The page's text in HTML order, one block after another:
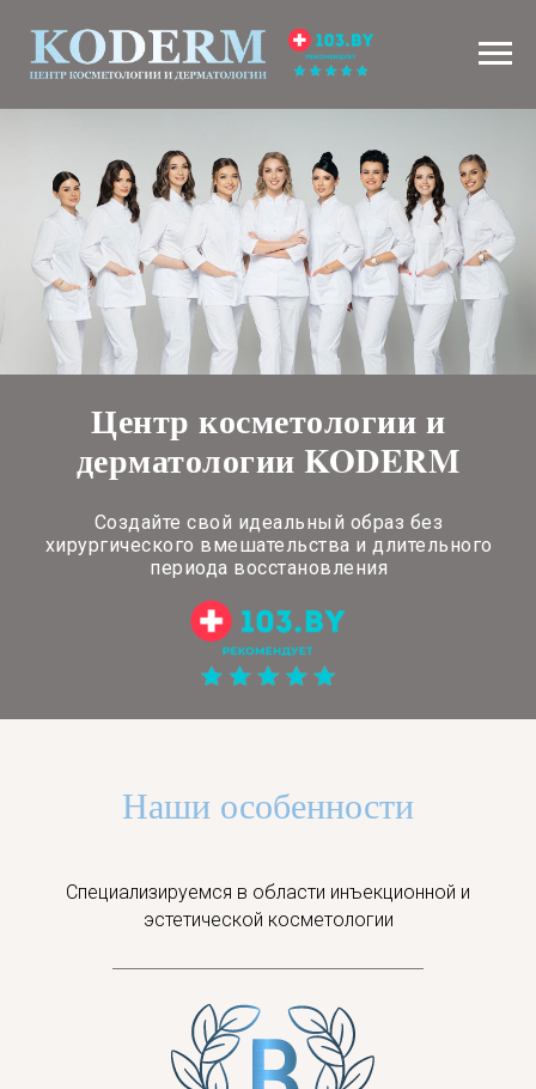
Центр косметологии и
дерматологии KODERM
Создайте свой идеальный образ без
хирургического вмешательства и длительного
периода восстановления
Наши особенности
Специализируемся в области инъекционной и
эстетической косметологии